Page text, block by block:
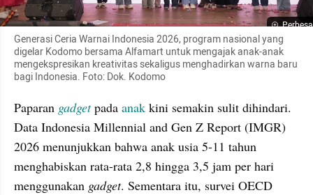
Generasi Ceria Warnai Indonesia 2026, program nasional yang
digelar Kodomo bersama Alfamart untuk mengajak anak-anak
mengekspresikan kreativitas sekaligus menghadirkan warna baru
bagi Indonesia. Foto: Dok. Kodomo
Paparan gadget pada anak kini semakin sulit dihindari.
Data Indonesia Millennial and Gen Z Report (IMGR)
2026 menunjukkan bahwa anak usia 5-11 tahun
menghabiskan rata-rata 2,8 hingga 3,5 jam per hari
menggunakan gadget. Sementara itu, survei OECD